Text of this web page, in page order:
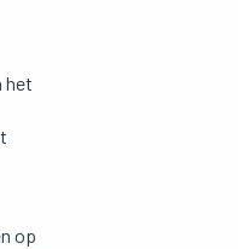
het
op